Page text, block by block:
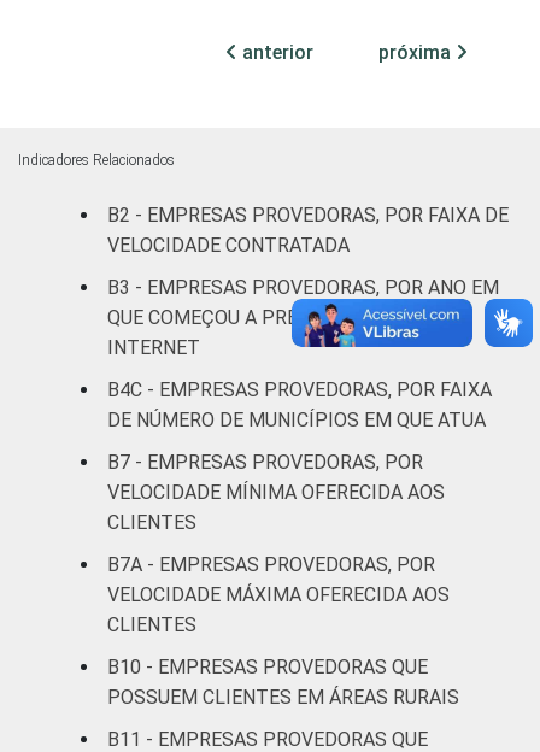
de acessos
NÚMERO
DE
Menos de
1.000
0
De 1.001 a
clientes
0 1 0
6.000
clientes
0
Mais de
6.000
0 0
PORTE DO
PROVEDOR
Micro (até 9
pessoas
ocupadas)
0 0
anterior próxima
Indicadores Relacionados
B2 - EMPRESAS PROVEDORAS, POR FAIXA DE
VELOCIDADE CONTRATADA
B3 - EMPRESAS PROVEDORAS, POR ANO EM
QUE COMEÇOU A PRESTAR SERVIÇO DE
INTERNET
B4C - EMPRESAS PROVEDORAS, POR FAIXA
DE NÚMERO DE MUNICÍPIOS EM QUE ATUA
B7 - EMPRESAS PROVEDORAS, POR
VELOCIDADE MÍNIMA OFERECIDA AOS
CLIENTES
B7A - EMPRESAS PROVEDORAS, POR
VELOCIDADE MÁXIMA OFERECIDA AOS
CLIENTES
B10 - EMPRESAS PROVEDORAS QUE
POSSUEM CLIENTES EM ÁREAS RURAIS
B11 - EMPRESAS PROVEDORAS QUE